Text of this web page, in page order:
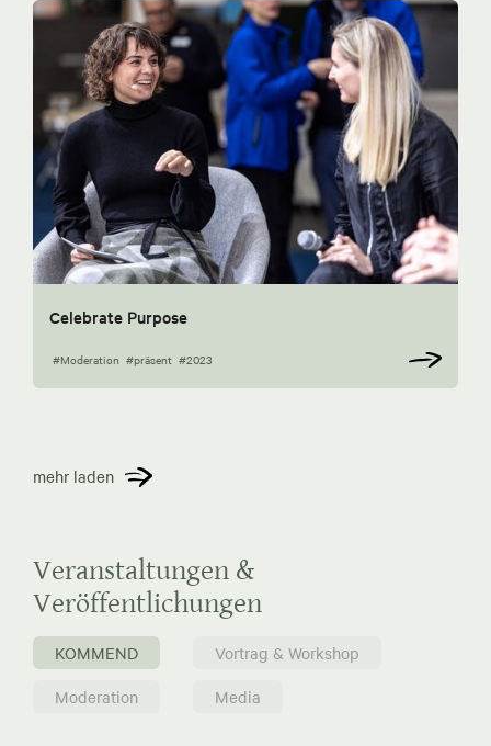
Celebrate Purpose
#Moderation #präsent #2023
mehr laden
Veranstaltungen &
Veröffentlichungen
KOMMEND
Vortrag & Workshop
Moderation
Media